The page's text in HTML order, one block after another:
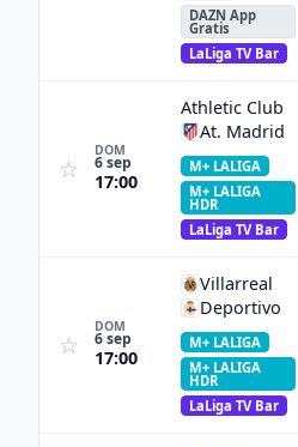
DAZN App
Gratis
LaLiga TV Bar
☆
DOM
6 sep
17:00
Athletic Club
At. Madrid
M+ LALIGA
M+ LALIGA
HDR
LaLiga TV Bar
☆
DOM
6 sep
17:00
Villarreal
Deportivo
M+ LALIGA
M+ LALIGA
HDR
LaLiga TV Bar